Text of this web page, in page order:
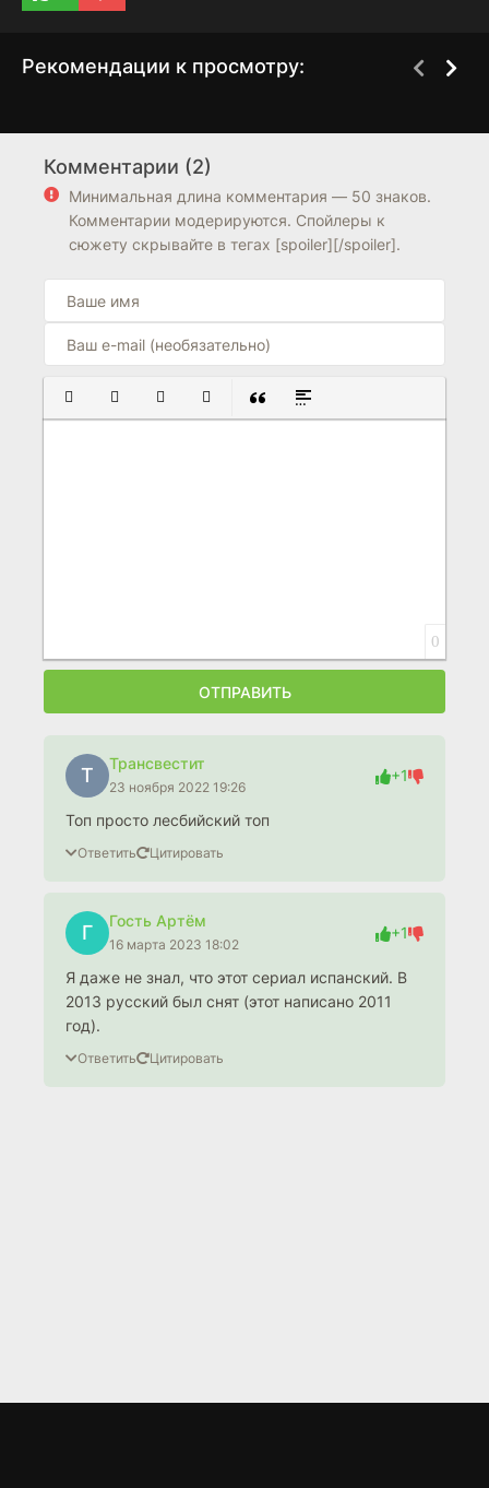
Рекомендации к просмотру:
5.3 5.8
Комментарии (2)
Минимальная длина комментария — 50 знаков.
Комментарии модерируются. Спойлеры к
сюжету скрывайте в тегах [spoiler][/spoiler].
ПОЛУЖИРНЫЙ
КУРСИВПОДЧЕРКНУТЫЙ
ЗАЧЕРКНУТЫЙ
ВСТАВКА ЦИТАТЫ
ВСТАВКА СПОЙЛЕРА
0
ОТПРАВИТЬ
Т
Трансвестит
23 ноября 2022 19:26
+1
Топ просто лесбийский топ
Ответить Цитировать
Г
Гость Артём
16 марта 2023 18:02
+1
Я даже не знал, что этот сериал испанский. В
2013 русский был снят (этот написано 2011
год).
Ответить Цитировать